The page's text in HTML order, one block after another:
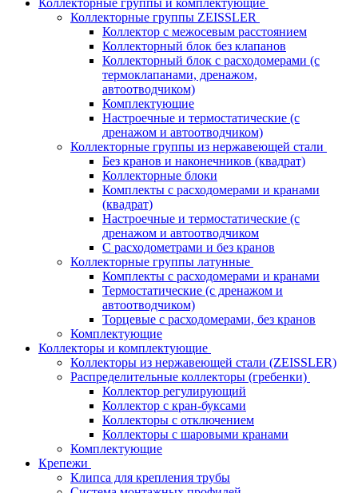
Коллекторные группы и комплектующие
Коллекторные группы ZEISSLER
Коллектор с межосевым расстоянием
Коллекторный блок без клапанов
Коллекторный блок с расходомерами (с
термоклапанами, дренажом,
автоотводчиком)
Комплектующие
Настроечные и термостатические (с
дренажом и автоотводчиком)
Коллекторные группы из нержавеющей стали
Без кранов и наконечников (квадрат)
Коллекторные блоки
Комплекты с расходомерами и кранами
(квадрат)
Настроечные и термостатические (с
дренажом и автоотводчиком
С расходометрами и без кранов
Коллекторные группы латунные
Комплекты с расходомерами и кранами
Термостатические (с дренажом и
автоотводчиком)
Торцевые с расходомерами, без кранов
Комплектующие
Коллекторы и комплектующие
Коллекторы из нержавеющей стали (ZEISSLER)
Распределительные коллекторы (гребенки)
Коллектор регулирующий
Коллектор с кран-буксами
Коллекторы с отключением
Коллекторы с шаровыми кранами
Комплектующие
Крепежи
Клипса для крепления трубы